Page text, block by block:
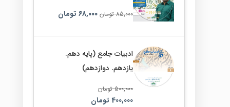
85,000 تومان 68,000 تومان
ادبیات جامع (پایه دهم.
یازدهم. دوازدهم)
500,000 تومان
400,000 تومان